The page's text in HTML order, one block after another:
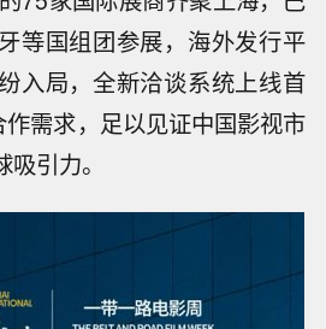
等国组团参展，海外发行平
入局，全新洽谈系统上线首
需求，足以见证中国影视市
引力。